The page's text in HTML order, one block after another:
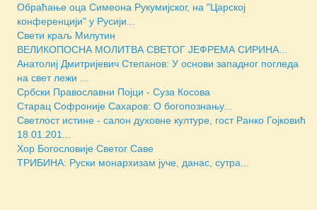
Обраћање оца Симеона Рукумијског, на "Царској
конференцији" у Русији...
Свети краљ Милутин
ВЕЛИКОПОСНА МОЛИТВА СВЕТОГ ЈЕФРЕМА СИРИНА...
Анатолиј Дмитријевич Степанов: У основи западног погледа
на свет лежи ...
Србски Православни Појци - Суза Косова
Старац Софроније Сахаров: О богопознању...
Светлост истине - салон духовне културе, гост Ранко Гојковић
18.01.201...
Хор Богословије Светог Саве
ТРИБИНА: Руски монархизам јуче, данас, сутра...